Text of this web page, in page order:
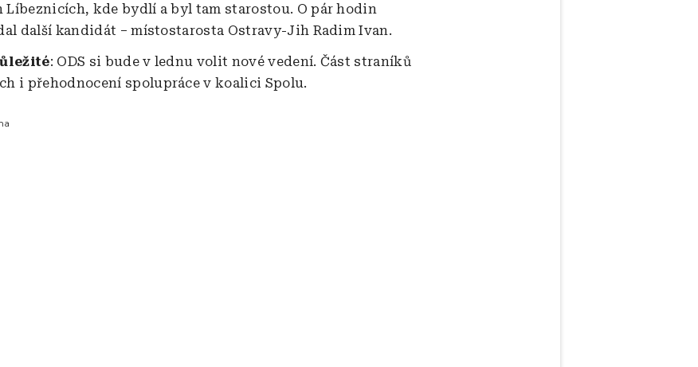
Líbeznicích, kde bydlí a byl tam starostou. O pár hodin
další kandidát – místostarosta Ostravy-Jih Radim Ivan.
: ODS si bude v lednu volit nové vedení. Část straníků
i přehodnocení spolupráce v koalici Spolu.